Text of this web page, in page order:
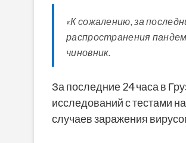
«К сожалению, за
распространения
чиновник.
За последние 24 часа в
исследований с тестами
случаев заражения